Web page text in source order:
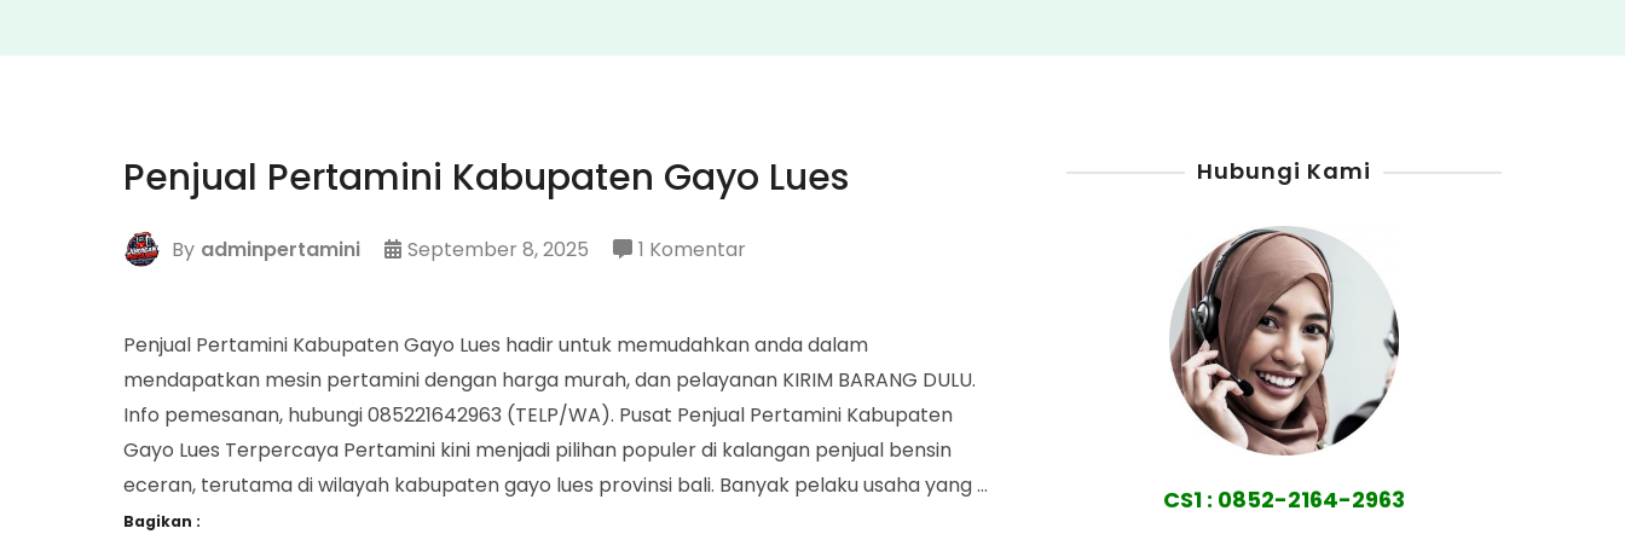
Penjual Pertamini Kabupaten Gayo Lues
By adminpertamini September 8, 2025 1 Komentarpada
Kabupaten
Gayo
Lues
Penjual Pertamini Kabupaten Gayo Lues hadir untuk memudahkan anda dalam
mendapatkan mesin pertamini dengan harga murah, dan pelayanan KIRIM BARANG DULU.
Info pemesanan, hubungi 085221642963 (TELP/WA). Pusat Penjual Pertamini Kabupaten
Gayo Lues Terpercaya Pertamini kini menjadi pilihan populer di kalangan penjual bensin
eceran, terutama di wilayah kabupaten gayo lues provinsi bali. Banyak pelaku usaha yang …
Bagikan :
Hubungi Kami
CS1 : 0852-2164-2963